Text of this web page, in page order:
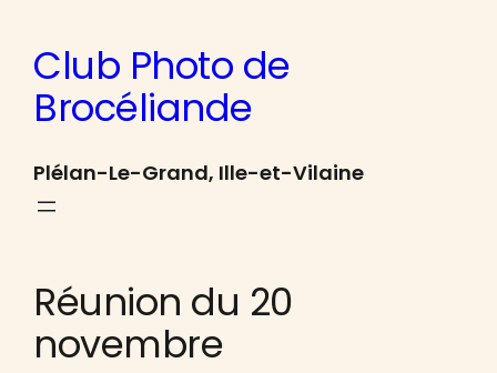
Club Photo de
Brocéliande
Plélan-Le-Grand, Ille-et-Vilaine
Réunion du 20
novembre